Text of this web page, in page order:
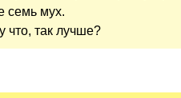
семь мух.
что, так лучше?